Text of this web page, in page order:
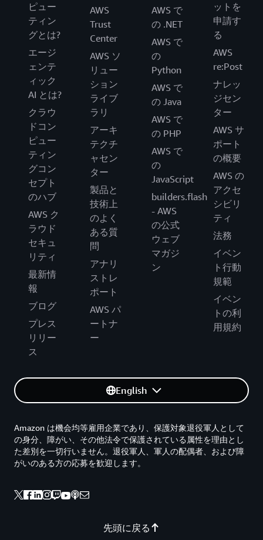
ピュー
ティン
グとは?
エージ
ェンテ
ィック
AI とは?
クラウ
ドコン
ピュー
ティン
グコン
セプト
のハブ
AWS ク
ラウド
セキュ
リティ
最新情
報
ブログ
プレス
リリー
ス
AWS
Trust
Center
AWS ソ
リュー
ション
ライブ
ラリ
アーキ
テクチ
ャセン
ター
製品と
技術上
のよく
ある質
問
アナリ
ストレ
ポート
AWS パ
ートナ
ー
AWS で
の .NET
AWS で
の
Python
AWS で
の Java
AWS で
の PHP
AWS で
の
JavaScript
builders.flash
- AWS
の公式
ウェブ
マガジ
ン
ットを
申請す
る
AWS
re:Post
ナレッ
ジセン
ター
AWS サ
ポート
の概要
AWS の
アクセ
シビリ
ティ
法務
イベン
ト行動
規範
イベン
トの利
用規約
English
先頭に戻る
Amazon は機会均等雇用企業であり、保護対象退役軍人として
の身分、障がい、その他法令で保護されている属性を理由とし
た差別を一切行いません。退役軍人、軍人の配偶者、および障
がいのある方の応募を歓迎します。